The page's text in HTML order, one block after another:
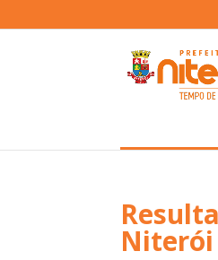
Niterói